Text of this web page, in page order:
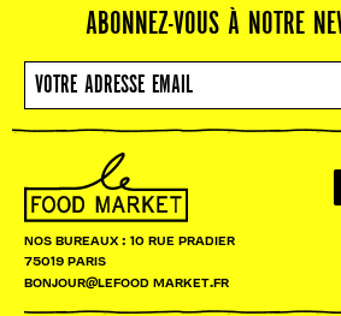
ABONNEZ-VOUS À NOTRE
NOS BUREAUX : 10 RUE PRADIER
75019 PARIS
BONJOUR@LEFOOD MARKET.FR